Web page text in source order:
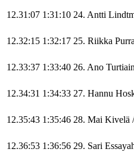
12.31:07 1:31:10 24. Antti
12.32:15 1:32:17 25. Riikka
12.33:37 1:33:40 26. Ano
12.34:31 1:34:33 27. Hannu
12.35:43 1:35:46 28. Mai Kivelä /
12.36:53 1:36:56 29. Sari